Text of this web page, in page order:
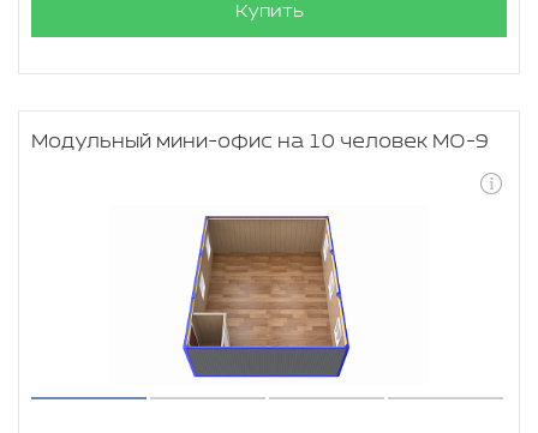
Купить
Модульный мини-офис на 10 человек МО-9